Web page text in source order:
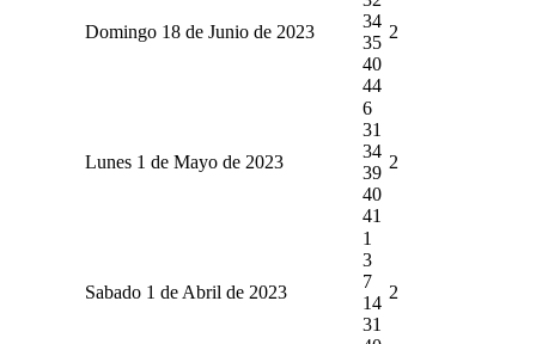
Domingo 18 de Junio de 2023
34
35
40
44
2
Lunes 1 de Mayo de 2023
6
31
34
39
40
41
2
Sabado 1 de Abril de 2023
1
3
7
14
31
2